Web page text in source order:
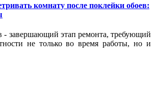
комнату после поклейки обоев:
- завершающий этап ремонта, требующий
не только во время работы, но и